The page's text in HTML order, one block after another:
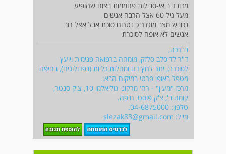
מדובר ב אי-סבילות פחממות בצום שהופיע
מעל גיל 60 אצל הרבה אנשים
נכון ש מצב מוגדר כ נטרום סוכת אבל אצל רוב
אנשים לא אופח לסוכרת
בברכה,
ד"ר לדיסלב סלזק, מומחה ברפואה פנימית ויועץ
לסוכרת, יתר לחץ דם ומחלות כליות (נפרולוגיה), בחיפה
מטפל באופן פרטי במיקום הבא:
מרכז "מעין" - רח' מרקוני גוליאלמו 10, צ'ק סנטר,
קומה ב', צ'ק פוסט, חיפה.
טלפון: 04-6875000.
מייל: slezak83@gmail.com